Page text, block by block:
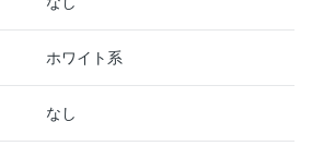
ホワイト系
なし